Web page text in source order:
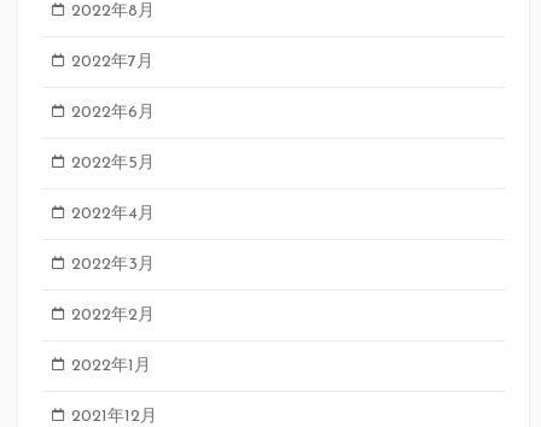
2022年8月
2022年7月
2022年6月
2022年5月
2022年4月
2022年3月
2022年2月
2022年1月
2021年12月